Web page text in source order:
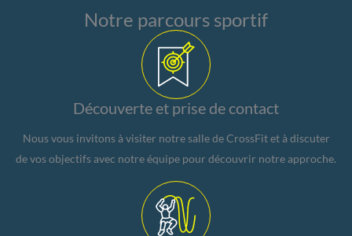
Notre parcours sportif
Découverte et prise de contact
Nous vous invitons à visiter notre salle de CrossFit et à discuter
de vos objectifs avec notre équipe pour découvrir notre approche.